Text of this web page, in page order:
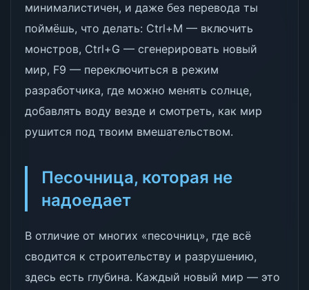
минималистичен, и даже без перевода ты
поймёшь, что делать: Ctrl+M — включить
монстров, Ctrl+G — сгенерировать новый
мир, F9 — переключиться в режим
разработчика, где можно менять солнце,
добавлять воду везде и смотреть, как мир
рушится под твоим вмешательством.
Песочница, которая не
надоедает
В отличие от многих «песочниц», где всё
сводится к строительству и разрушению,
здесь есть глубина. Каждый новый мир — это